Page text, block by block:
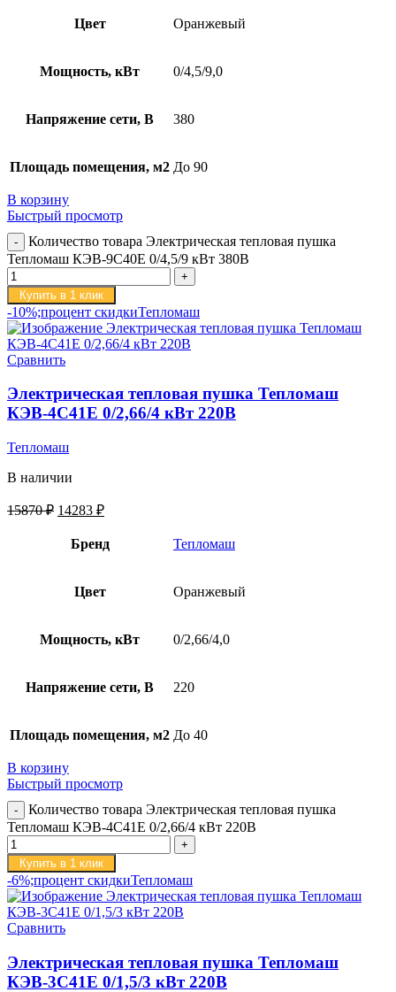
Цвет Оранжевый
Мощность, кВт 0/4,5/9,0
Напряжение сети, В 380
Площадь помещения, м2 До 90
В корзину
Быстрый просмотр
Количество товара Электрическая тепловая пушка
Тепломаш КЭВ-9С40Е 0/4,5/9 кВт 380В
Купить в 1 клик
-10%;процент скидкиТепломаш
Сравнить
Электрическая тепловая пушка Тепломаш
КЭВ-4С41Е 0/2,66/4 кВт 220В
Тепломаш
В наличии
15870₽ 14283 ₽
Бренд Тепломаш
Цвет Оранжевый
Мощность, кВт 0/2,66/4,0
Напряжение сети, В 220
Площадь помещения, м2 До 40
В корзину
Быстрый просмотр
Количество товара Электрическая тепловая пушка
Тепломаш КЭВ-4С41Е 0/2,66/4 кВт 220В
Купить в 1 клик
-6%;процент скидкиТепломаш
Сравнить
Электрическая тепловая пушка Тепломаш
КЭВ-3С41Е 0/1,5/3 кВт 220В